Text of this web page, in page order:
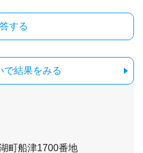
で結果をみる
町船津1700番地